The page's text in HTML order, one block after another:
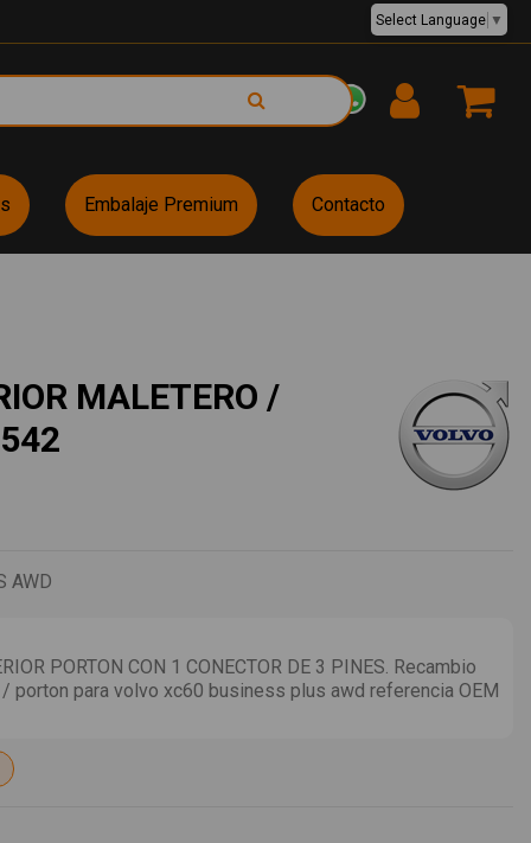
EUR €
Select Language ▼
Embalaje Premium Contacto
MALETERO /
AWD
PORTON CON 1 CONECTOR DE 3 PINES. Recambio
porton para volvo xc60 business plus awd referencia OEM